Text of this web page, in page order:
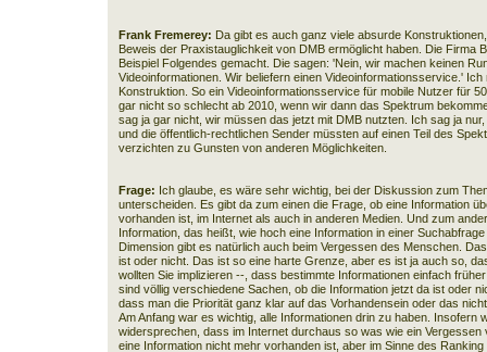
Frank Fremerey: Da gibt es auch ganz viele absurde
Beweis der Praxistauglichkeit von DMB ermöglicht haben. Die Firma
Beispiel Folgendes gemacht. Die sagen: 'Nein, wir machen keinen
Videoinformationen. Wir beliefern einen Videoinformationsservice.'
Konstruktion. So ein Videoinformationsservice für mobile Nutzer für
gar nicht so schlecht ab 2010, wenn wir dann das Spektrum
sag ja gar nicht, wir müssen das jetzt mit DMB nutzten. Ich sag ja
und die öffentlich-rechtlichen Sender müssten auf einen Teil des
verzichten zu Gunsten von anderen Möglichkeiten.
Frage: Ich glaube, es wäre sehr wichtig, bei der Diskussion zum
unterscheiden. Es gibt da zum einen die Frage, ob eine Information
vorhanden ist, im Internet als auch in anderen Medien. Und zum
Information, das heißt, wie hoch eine Information in einer
Dimension gibt es natürlich auch beim Vergessen des Menschen.
ist oder nicht. Das ist so eine harte Grenze, aber es ist ja auch so,
wollten Sie implizieren --, dass bestimmte Informationen einfach
sind völlig verschiedene Sachen, ob die Information jetzt da ist oder
dass man die Priorität ganz klar auf das Vorhandensein oder das
Am Anfang war es wichtig, alle Informationen drin zu haben. Insofern
widersprechen, dass im Internet durchaus so was wie ein
eine Information nicht mehr vorhanden ist, aber im Sinne des